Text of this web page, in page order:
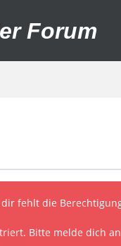
Forum
fehlt die
Bitte melde dich